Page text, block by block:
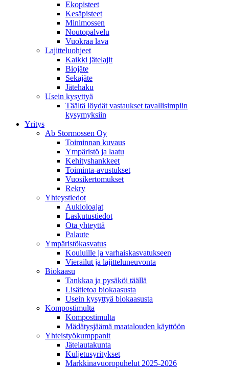
Ekopisteet
Kesäpisteet
Minimossen
Noutopalvelu
Vuokraa lava
Lajitteluohjeet
Kaikki jätelajit
Biojäte
Sekajäte
Jätehaku
Usein kysyttyä
Täältä löydät vastaukset tavallisimpiin
kysymyksiin
Yritys
Ab Stormossen Oy
Toiminnan kuvaus
Ympäristö ja laatu
Kehityshankkeet
Toiminta-avustukset
Vuosikertomukset
Rekry
Yhteystiedot
Aukioloajat
Laskutustiedot
Ota yhteyttä
Palaute
Ympäristökasvatus
Kouluille ja varhaiskasvatukseen
Vierailut ja lajitteluneuvonta
Biokaasu
Tankkaa ja pysäköi täällä
Lisätietoa biokaasusta
Usein kysyttyä biokaasusta
Kompostimulta
Kompostimulta
Mädätysjäämä maatalouden käyttöön
Yhteistyökumppanit
Jätelautakunta
Kuljetusyritykset
Markkinavuoropuhelut 2025-2026